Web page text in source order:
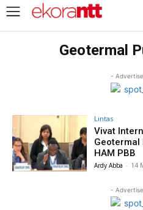
Geotermal
-
Lintas
Vivat
Geotermal
HAM PBB
Ardy Abba - 14
-